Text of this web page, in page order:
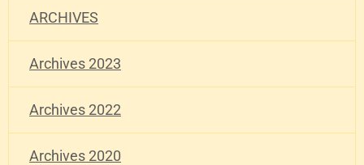
ARCHIVES
Archives 2023
Archives 2022
Archives 2020